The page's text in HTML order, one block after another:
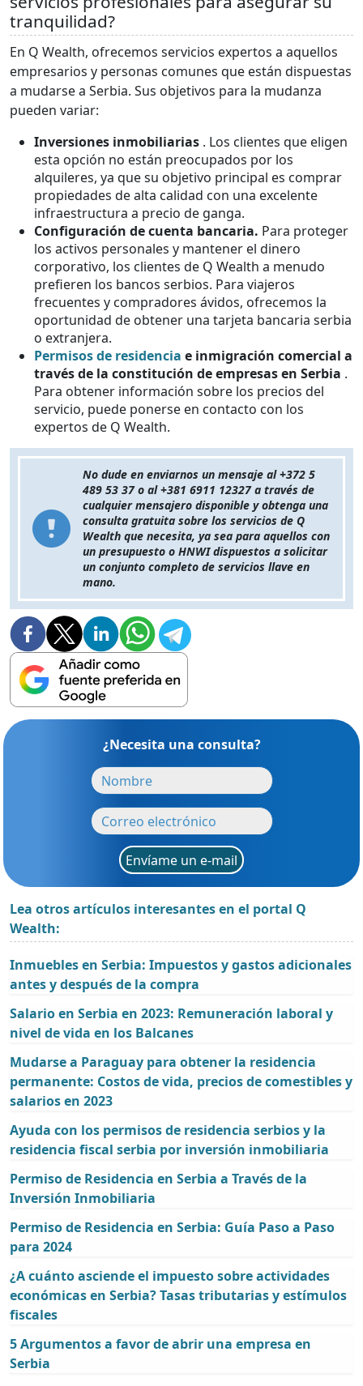
tranquilidad?
En Q Wealth, ofrecemos servicios expertos a aquellos
empresarios y personas comunes que están dispuestas
a mudarse a Serbia. Sus objetivos para la mudanza
pueden variar:
Inversiones inmobiliarias . Los clientes que eligen
esta opción no están preocupados por los
alquileres, ya que su objetivo principal es comprar
propiedades de alta calidad con una excelente
infraestructura a precio de ganga.
Configuración de cuenta bancaria. Para proteger
los activos personales y mantener el dinero
corporativo, los clientes de Q Wealth a menudo
prefieren los bancos serbios. Para viajeros
frecuentes y compradores ávidos, ofrecemos la
oportunidad de obtener una tarjeta bancaria serbia
o extranjera.
Permisos de residencia e inmigración comercial a
través de la constitución de empresas en Serbia .
Para obtener información sobre los precios del
servicio, puede ponerse en contacto con los
expertos de Q Wealth.
No dude en enviarnos un mensaje al +372 5
489 53 37 o al +381 6911 12327 a través de
cualquier mensajero disponible y obtenga una
consulta gratuita sobre los servicios de Q
Wealth que necesita, ya sea para aquellos con
un presupuesto o HNWI dispuestos a solicitar
un conjunto completo de servicios llave en
mano.
¿Necesita una consulta?
Envíame un e-mail
Lea otros artículos interesantes en el portal Q
Wealth:
Inmuebles en Serbia: Impuestos y gastos adicionales
antes y después de la compra
Salario en Serbia en 2023: Remuneración laboral y
nivel de vida en los Balcanes
Mudarse a Paraguay para obtener la residencia
permanente: Costos de vida, precios de comestibles y
salarios en 2023
Ayuda con los permisos de residencia serbios y la
residencia fiscal serbia por inversión inmobiliaria
Permiso de Residencia en Serbia a Través de la
Inversión Inmobiliaria
Permiso de Residencia en Serbia: Guía Paso a Paso
para 2024
¿A cuánto asciende el impuesto sobre actividades
económicas en Serbia? Tasas tributarias y estímulos
fiscales
5 Argumentos a favor de abrir una empresa en
Serbia